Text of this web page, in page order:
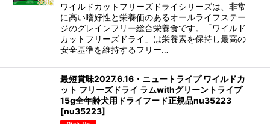
ワイルドカットフリーズドライシリーズは、非常
に高い嗜好性と栄養価のあるオールライフステー
ジのグレインフリー総合栄養食です。「ワイルド
カットフリーズドライ」は栄養素を保持し最高の
安全基準を維持するフリー…
最短賞味2027.6.16・ニュートライプ ワイルドカ
ット フリーズドライ ラムwithグリーントライプ
15g全年齢犬用ドライフード正規品nu35223
[nu35223]